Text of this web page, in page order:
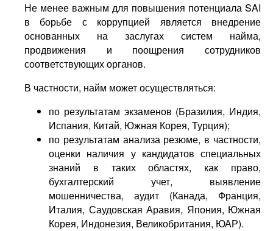
Не менее важным для повышения потенциала SAI
в борьбе с коррупцией является внедрение
основанных на заслугах систем найма,
продвижения и поощрения сотрудников
соответствующих органов.
В частности, найм может осуществляться:
по результатам экзаменов (Бразилия, Индия,
Испания, Китай, Южная Корея, Турция);
по результатам анализа резюме, в частности,
оценки наличия у кандидатов специальных
знаний в таких областях, как право,
бухгалтерский учет, выявление
мошенничества, аудит (Канада, Франция,
Италия, Саудовская Аравия, Япония, Южная
Корея, Индонезия, Великобритания, ЮАР).